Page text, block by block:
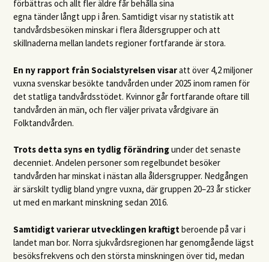
förbättras och allt fler äldre får behålla sina
egna tänder långt upp i åren. Samtidigt visar ny statistik att
tandvårdsbesöken minskar i flera åldersgrupper och att
skillnaderna mellan landets regioner fortfarande är stora.
En ny rapport från Socialstyrelsen visaratt över 4,2 miljoner
vuxna svenskar besökte tandvården under 2025 inom ramen för
det statliga tandvårdsstödet. Kvinnor går fortfarande oftare till
tandvården än män, och fler väljer privata vårdgivare än
Folktandvården.
Trots detta syns en tydlig förändringunder det senaste
decenniet. Andelen personer som regelbundet besöker
tandvården har minskat i nästan alla åldersgrupper. Nedgången
är särskilt tydlig bland yngre vuxna, där gruppen 20–23 år sticker
ut med en markant minskning sedan 2016.
Samtidigt varierar utvecklingen kraftigt beroende på var i
landet man bor. Norra sjukvårdsregionen har genomgående lägst
besöksfrekvens och den största minskningen över tid, medan